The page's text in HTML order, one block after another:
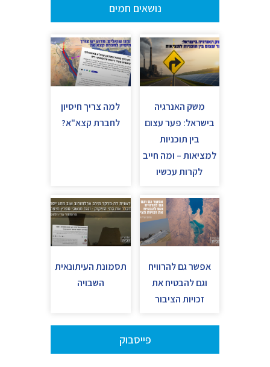
נושאים חמים
משק האנרגיה
בישראל: פער עצום
בין תוכניות
למציאות – ומה חייב
לקרות עכשיו
למה צריך חיסיון
לחברת קצא"א?
אפשר גם להרוויח
וגם להבטיח את
זכויות הציבור
תסמונת העיתונאית
השבויה
פייסבוק